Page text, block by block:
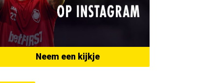
Neem een kijkje